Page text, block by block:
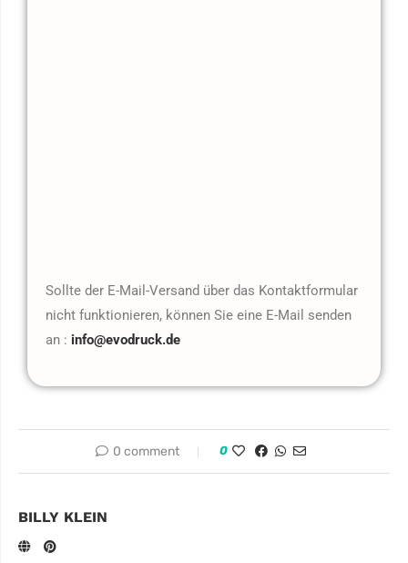
Sollte der E-Mail-Versand über das Kontaktformular
nicht funktionieren, können Sie eine E-Mail senden
an : info@evodruck.de
0 comment 0
BILLY KLEIN